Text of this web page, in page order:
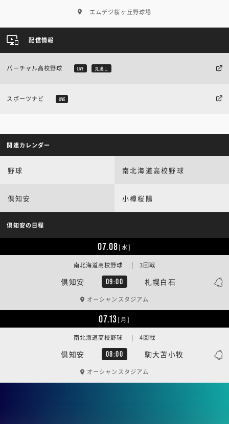
エムデジ桜ヶ丘野球場
配信情報
バーチャル高校野球 LIVE 見逃し
スポーツナビ LIVE
関連カレンダー
野球 南北海道高校野球
倶知安 小樽桜陽
倶知安の日程
07.08[水]
倶知安 09:00 札幌白石
南北海道高校野球 | 3回戦
オーシャンスタジアム
07.13[月]
倶知安 08:00 駒大苫小牧
南北海道高校野球 | 4回戦
オーシャンスタジアム